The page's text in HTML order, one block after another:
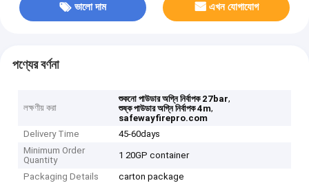
ভালো দাম এখন যোগাযোগ
পণ্যের বর্ণনা
লক্ষণীয় করা
শুকনো পাউডার অগ্নি নির্বাপক 27bar,
শুষ্ক পাউডার অগ্নি নির্বাপক 4m,
safewayfirepro.com
Delivery Time
45-60days
Minimum Order
Quantity
1 20GP container
Packaging Details
carton package